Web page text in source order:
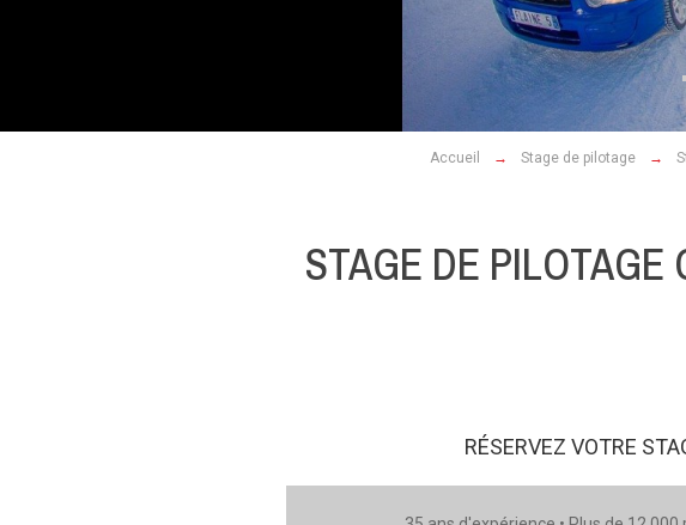
Accueil Stage de pilotage
STAGE DE PILOTAGE
RÉSERVEZ VOTRE